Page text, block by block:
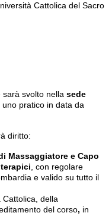
Cattolica del Sacro
svolto nella sede
pratico in data da
diritto:
Massaggiatore e Capo
, con regolare
e valido su tutto il
Cattolica, della
del corso, in